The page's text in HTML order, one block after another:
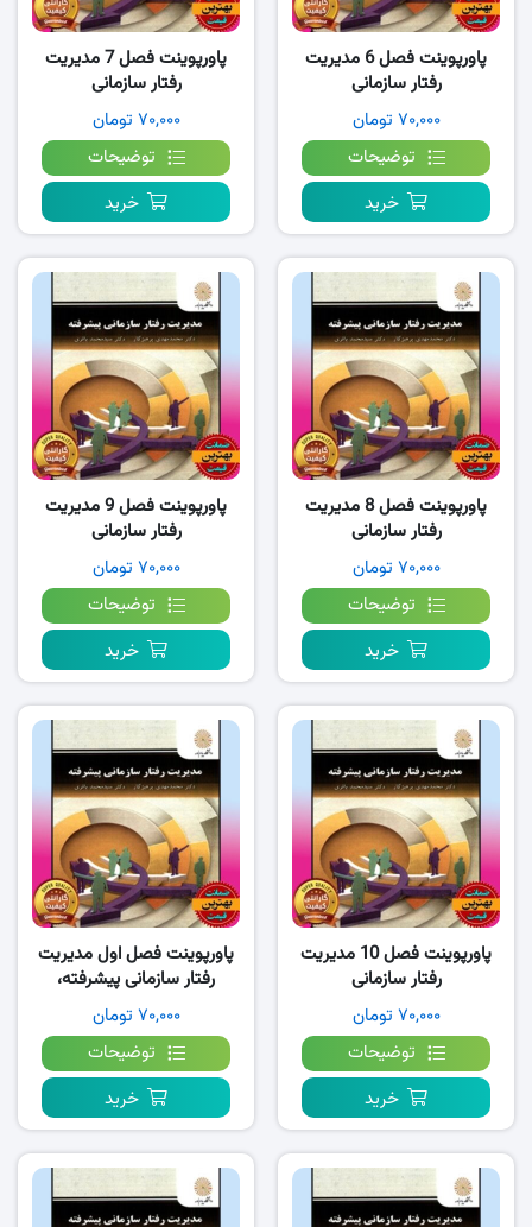
پاورپوینت فصل 6 مدیریت
رفتار سازمانی
پیشرفته،پرهیزگار
۷۰,۰۰۰ تومان
توضیحات
خرید
پاورپوینت فصل 7 مدیریت
رفتار سازمانی
پیشرفته،پرهیزگار
۷۰,۰۰۰ تومان
توضیحات
خرید
پاورپوینت فصل 8 مدیریت
رفتار سازمانی
پیشرفته،پرهیزگار
۷۰,۰۰۰ تومان
توضیحات
خرید
پاورپوینت فصل 9 مدیریت
رفتار سازمانی
پیشرفته،پرهیزگار
۷۰,۰۰۰ تومان
توضیحات
خرید
پاورپوینت فصل 10 مدیریت
رفتار سازمانی
پیشرفته،پرهیزگار
۷۰,۰۰۰ تومان
توضیحات
خرید
پاورپوینت فصل اول مدیریت
رفتار سازمانی پیشرفته،
پرهیزگار۷۰,۰۰۰ تومان
توضیحات
خرید